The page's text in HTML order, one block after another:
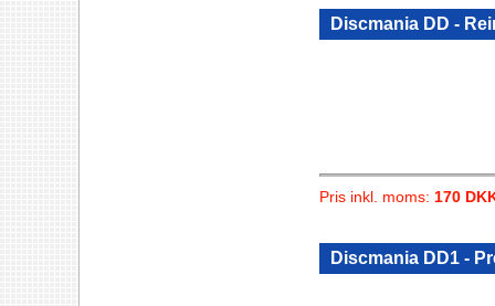
Discmania DD -
Pris inkl. moms: 170
Discmania DD1 -